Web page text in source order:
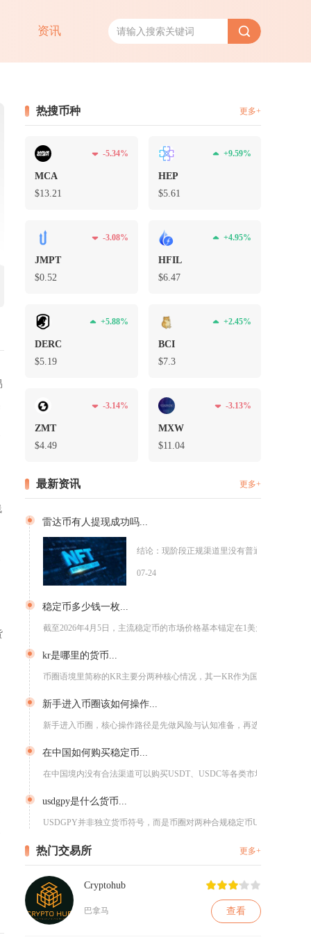
资讯
热搜币种 更多+
-5.34%
MCA
$13.21
+9.59%
HEP
$5.61
-3.08%
JMPT
$0.52
+4.95%
HFIL
$6.47
+5.88%
DERC
$5.19
+2.45%
BCI
$7.3
-3.14%
ZMT
$4.49
-3.13%
MXW
$11.04
最新资讯 更多+
雷达币有人提现成功吗...
结论：现阶段正规渠道里没有普通用户能够顺
07-24
稳定币多少钱一枚...
截至2026年4月5日，主流稳定币的市场价格基本锚定在1美元...
kr是哪里的货币...
币圈语境里简称的KR主要分两种核心情况，其一KR作为国家地域...
新手进入币圈该如何操作...
新手进入币圈，核心操作路径是先做风险与认知准备，再选头部交易...
在中国如何购买稳定币...
在中国境内没有合法渠道可以购买USDT、USDC等各类市场化...
usdgpy是什么货币...
USDGPY并非独立货币符号，而是币圈对两种合规稳定币USD...
热门交易所 更多+
Cryptohub
巴拿马 查看